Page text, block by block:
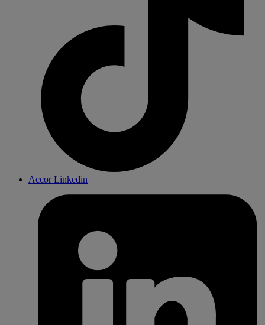
Accor Linkedin